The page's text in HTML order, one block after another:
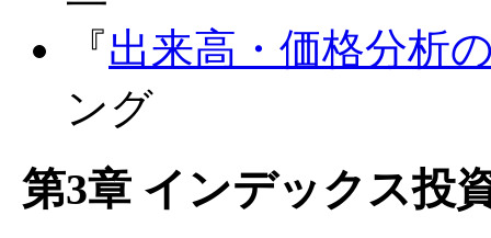
『出来高・価格分析
ング
第3章 インデックス投